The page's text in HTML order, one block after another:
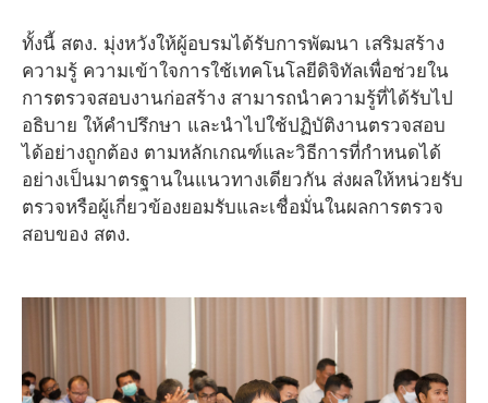
ทั้งนี้ สตง. มุ่งหวังให้ผู้อบรมได้รับการพัฒนา เสริมสร้าง
ความรู้ ความเข้าใจการใช้เทคโนโลยีดิจิทัลเพื่อช่วยใน
การตรวจสอบงานก่อสร้าง สามารถนำความรู้ที่ได้รับไป
อธิบาย ให้คำปรึกษา และนำไปใช้ปฏิบัติงานตรวจสอบ
ได้อย่างถูกต้อง ตามหลักเกณฑ์และวิธีการที่กำหนดได้
อย่างเป็นมาตรฐานในแนวทางเดียวกัน ส่งผลให้หน่วยรับ
ตรวจหรือผู้เกี่ยวข้องยอมรับและเชื่อมั่นในผลการตรวจ
สอบของ สตง.